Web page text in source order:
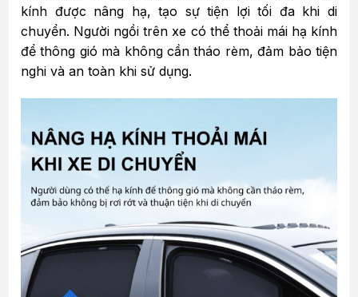
kính được nâng hạ, tạo sự tiện lợi tối đa khi di
chuyển. Người ngồi trên xe có thể thoải mái hạ kính
để thông gió mà không cần tháo rèm, đảm bảo tiện
nghi và an toàn khi sử dụng.